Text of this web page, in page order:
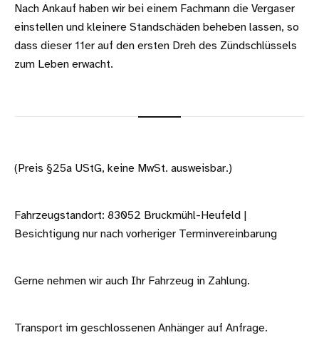
Nach Ankauf haben wir bei einem Fachmann die Vergaser
einstellen und kleinere Standschäden beheben lassen, so
dass dieser 11er auf den ersten Dreh des Zündschlüssels
zum Leben erwacht.
(Preis §25a UStG, keine MwSt. ausweisbar.)
Fahrzeugstandort: 83052 Bruckmühl-Heufeld |
Besichtigung nur nach vorheriger Terminvereinbarung
Gerne nehmen wir auch Ihr Fahrzeug in Zahlung.
Transport im geschlossenen Anhänger auf Anfrage.